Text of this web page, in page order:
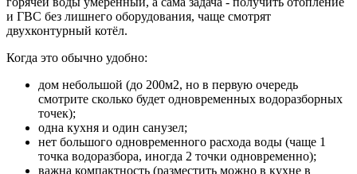
и ГВС без лишнего оборудования, чаще смотрят
двухконтурный котёл.
Когда это обычно удобно:
дом небольшой (до 200м2, но в первую очередь
смотрите сколько будет одновременных водоразборных
точек);
одна кухня и один санузел;
нет большого одновременного расхода воды (чаще 1
точка водоразбора, иногда 2 точки одновременно);
важна компактность (разместить можно в кухне в